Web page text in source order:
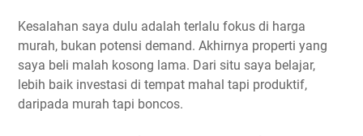
Kesalahan saya dulu adalah terlalu fokus di harga
murah, bukan potensi demand. Akhirnya properti yang
saya beli malah kosong lama. Dari situ saya belajar,
lebih baik investasi di tempat mahal tapi produktif,
daripada murah tapi boncos.